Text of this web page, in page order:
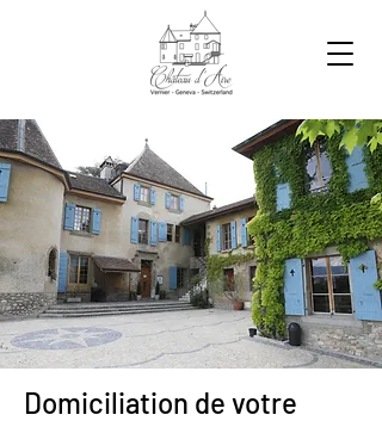
Domiciliation de votre